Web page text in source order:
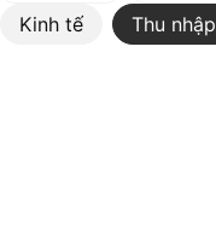
Kinh tế Thu nhập
Xem thêm